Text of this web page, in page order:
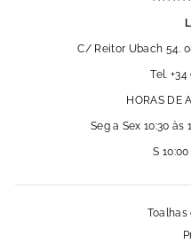
C/ Reitor Ubach 54.
Tel. +34
HORAS DE
Seg a Sex 10:30 às
S